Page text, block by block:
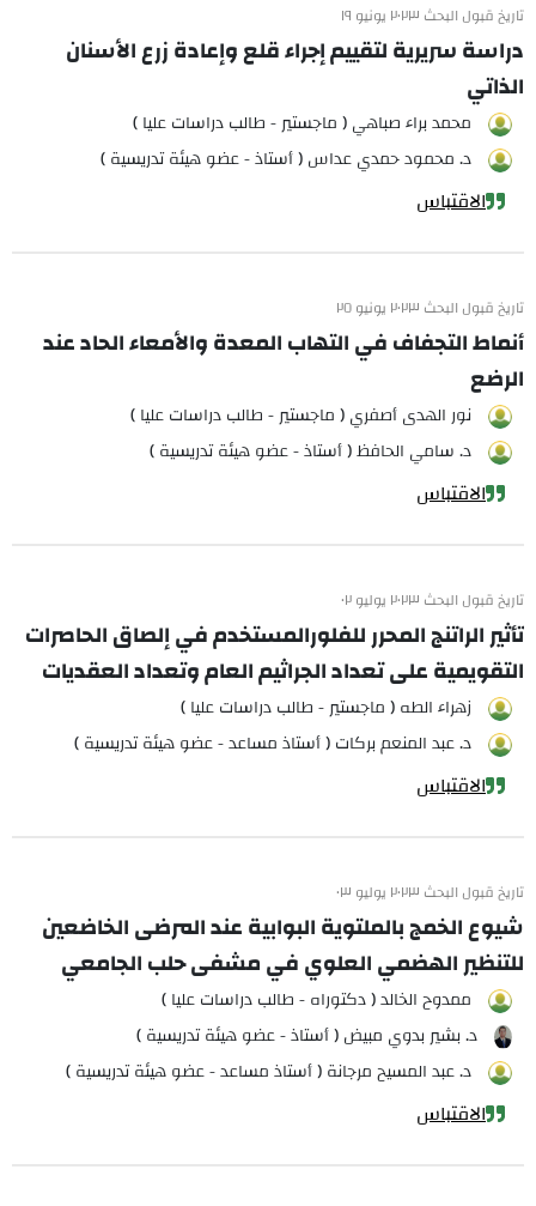
تاريخ قبول البحث ٢٠٢٣ يونيو ١٩
دراسة سريرية لتقييم إجراء قلع وإعادة زرع الأسنان
الذاتي
محمد براء صباهي ( ماجستير - طالب دراسات عليا )
د. محمود حمدي عداس ( أستاذ - عضو هيئة تدريسية )
الاقتباس
تاريخ قبول البحث ٢٠٢٣ يونيو ٢٥
أنماط التجفاف في التهاب المعدة والأمعاء الحاد عند
الرضع
نور الهدى أصفري ( ماجستير - طالب دراسات عليا )
د. سامي الحافظ ( أستاذ - عضو هيئة تدريسية )
الاقتباس
تاريخ قبول البحث ٢٠٢٣ يوليو ٠٢
تأثير الراتنج المحرر للفلورالمستخدم في إلصاق الحاصرات
التقويمية على تعداد الجراثيم العام وتعداد العقديات
زهراء الطه ( ماجستير - طالب دراسات عليا )
د. عبد المنعم بركات ( أستاذ مساعد - عضو هيئة تدريسية )
الاقتباس
تاريخ قبول البحث ٢٠٢٣ يوليو ٠٣
شيوع الخمج بالملتوية البوابية عند المرضى الخاضعين
للتنظير الهضمي العلوي في مشفى حلب الجامعي
ممدوح الخالد ( دكتوراه - طالب دراسات عليا )
د. بشير بدوي مبيض ( أستاذ - عضو هيئة تدريسية )
د. عبد المسيح مرجانة ( أستاذ مساعد - عضو هيئة تدريسية )
الاقتباس